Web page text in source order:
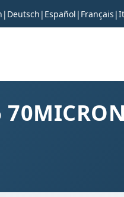
| Deutsch | Español | Français |
70MICRON